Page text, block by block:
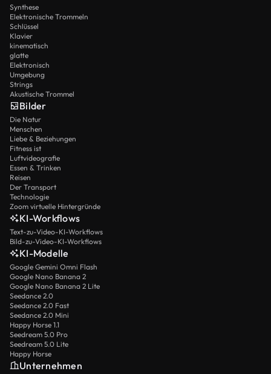
Synthese
Elektronische Trommeln
Schlüssel
Klavier
kinematisch
glatte
Elektronisch
Umgebung
Strings
Akustische Trommel
Bilder
Die Natur
Menschen
Liebe & Beziehungen
Fitness ist
Luftvideografie
Essen & Trinken
Reisen
Der Transport
Technologie
Zoom virtuelle Hintergründe
KI-Workflows
Text-zu-Video-KI-Workflows
Bild-zu-Video-KI-Workflows
KI-Modelle
Google Gemini Omni Flash
Google Nano Banana 2
Google Nano Banana 2 Lite
Seedance 2.0
Seedance 2.0 Fast
Seedance 2.0 Mini
Happy Horse 1.1
Seedream 5.0 Pro
Seedream 5.0 Lite
Happy Horse
Unternehmen